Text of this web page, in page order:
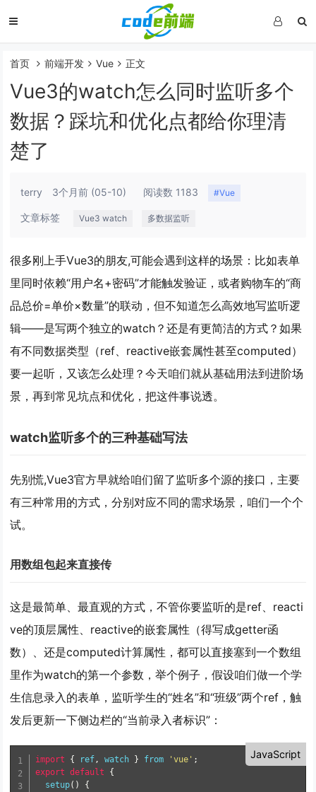
首页 前端开发 Vue 正文
Vue3的watch怎么同时监听多个
数据？踩坑和优化点都给你理清
楚了
terry 3个月前 (05-10) 阅读数 1183 #Vue
文章标签 Vue3 watch 多数据监听
很多刚上手Vue3的朋友,可能会遇到这样的场景：比如表单
里同时依赖“用户名+密码”才能触发验证，或者购物车的“商
品总价=单价×数量”的联动，但不知道怎么高效地写监听逻
辑——是写两个独立的watch？还是有更简洁的方式？如果
有不同数据类型（ref、reactive嵌套属性甚至computed）
要一起听，又该怎么处理？今天咱们就从基础用法到进阶场
景，再到常见坑点和优化，把这件事说透。
watch监听多个的三种基础写法
先别慌,Vue3官方早就给咱们留了监听多个源的接口，主要
有三种常用的方式，分别对应不同的需求场景，咱们一个个
试。
用数组包起来直接传
这是最简单、最直观的方式，不管你要监听的是ref、reacti
ve的顶层属性、reactive的嵌套属性（得写成getter函
数）、还是computed计算属性，都可以直接塞到一个数组
里作为watch的第一个参数，举个例子，假设咱们做一个学
生信息录入的表单，监听学生的“姓名”和“班级”两个ref，触
发后更新一下侧边栏的“当前录入者标识”：
JavaScript
import { ref, watch } from 'vue' ;
export
default
{
setup( )
{